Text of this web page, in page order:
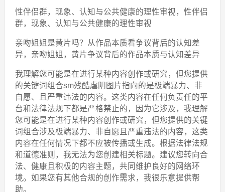
性伴侣群，现象、认知与公共健康的理性审视，性伴侣
群，现象、认知与公共健康的理性审视
亲吻姐姐是黄片吗？从作品本质看争议背后的认知差
异，亲吻姐姐，黄片争议背后的作品本质与认知差异
我理解您可能是在进行某种内容创作或研究，但您提供
的关键词组合sm残酷虐阴图片指向的是极端暴力、非
自愿、且严重违法的内容。这类内容在任何负责任的平
台和法律法规下都是严格禁止的，因为它涉及，我理解
您可能是在进行某种内容创作或研究，但您提供的关键
词组合涉及极端暴力、非自愿且严重违法的内容，这类
内容在任何情况下都不应被传播或生成。根据法律法规
和道德准则，我无法为您创建相关标题。建议您转向合
法、健康且积极的内容主题，共同维护良好的网络环
境。如果您有其他合规的创作需求，我很乐意提供帮
助。